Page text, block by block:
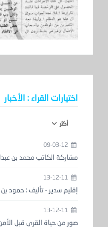
اختيارات القراء : الأخبار
أكثر
مشاركة الكاتب محمد بن
إقليم سدير - تأليف : حمود بن
صور من حياة القرى قبل